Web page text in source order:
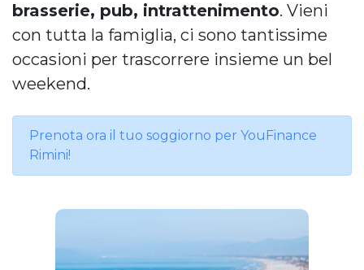
brasserie, pub, intrattenimento. Vieni
con tutta la famiglia, ci sono tantissime
occasioni per trascorrere insieme un bel
weekend.
Prenota ora il tuo soggiorno per YouFinance
Rimini!